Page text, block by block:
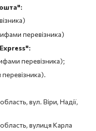
перевізника)
перевізника);
вул. Віри, Надії,
вулиця Карла